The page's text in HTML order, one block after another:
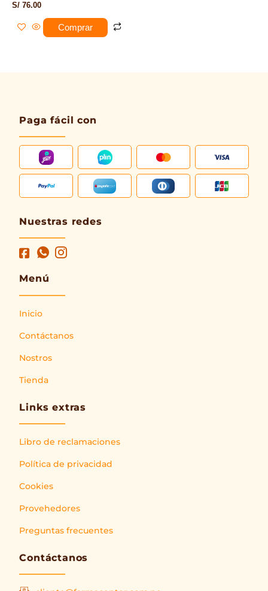
S/ 76.00
Comprar
Paga fácil con
Nuestras redes
Menú
Inicio
Contáctanos
Nostros
Tienda
Links extras
Libro de reclamaciones
Política de privacidad
Cookies
Provehedores
Preguntas frecuentes
Contáctanos